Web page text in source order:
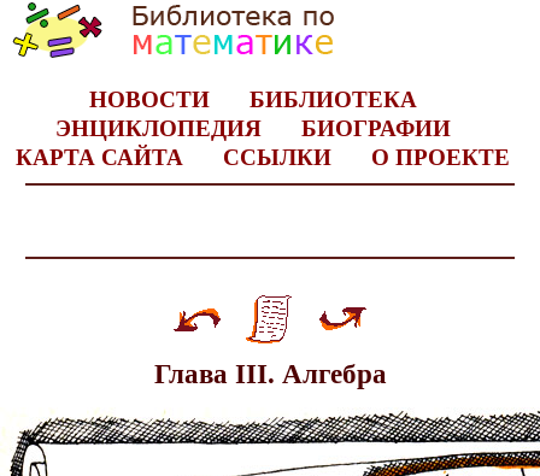
НОВОСТИ
БИБЛИОТЕКА
ЭНЦИКЛОПЕДИЯ
БИОГРАФИИ
КАРТА САЙТА
ССЫЛКИ О ПРОЕКТЕ
Глава III. Алгебра